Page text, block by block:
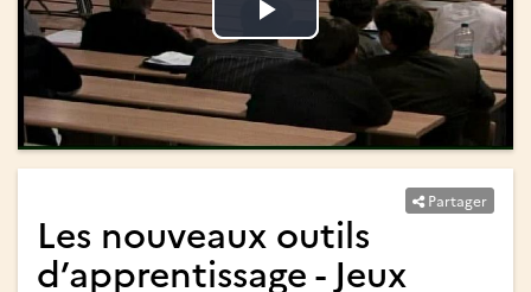
Lire
vidéo
Lire
vidéo
Partager
Les nouveaux outils
d’apprentissage - Jeux